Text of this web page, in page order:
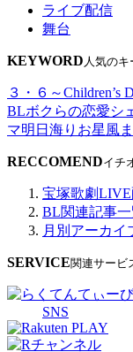
ライブ配信
舞台
KEYWORD 人気のキ
３・６～Children’s
BLボクらの恋愛シ
マ明日海りお星風
RECCOMENDイチ
宝塚歌劇
BL関連記事一
月別アーカイ
SERVICE関連サービ
SNS